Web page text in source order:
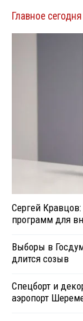
Главное сегодня
Сергей
программ для
Выборы в
длится созыв
Спецборт и
аэропорт